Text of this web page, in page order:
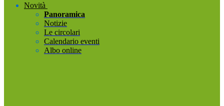
Novità
Panoramica
Notizie
Le circolari
Calendario eventi
Albo online